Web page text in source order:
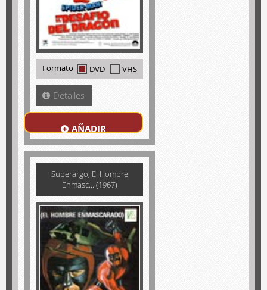
Formato DVD VHS
Detalles
AÑADIR
Superargo, El Hombre
Enmasc... (1967)